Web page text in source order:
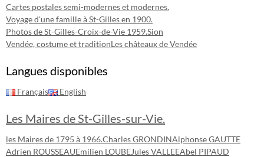
Cartes postales semi-modernes et modernes.
Voyage d'une famille à St-Gilles en 1900.
Photos de St-Gilles-Croix-de-Vie 1959.Sion
Vendée, costume et traditionLes châteaux de Vendée
Langues disponibles
Français English
Les Maires de St-Gilles-sur-Vie.
les Maires de 1795 à 1966.Charles GRONDINAlphonse GAUTTE
Adrien ROUSSEAUEmilien LOUBEJules VALLEEAbel PIPAUD